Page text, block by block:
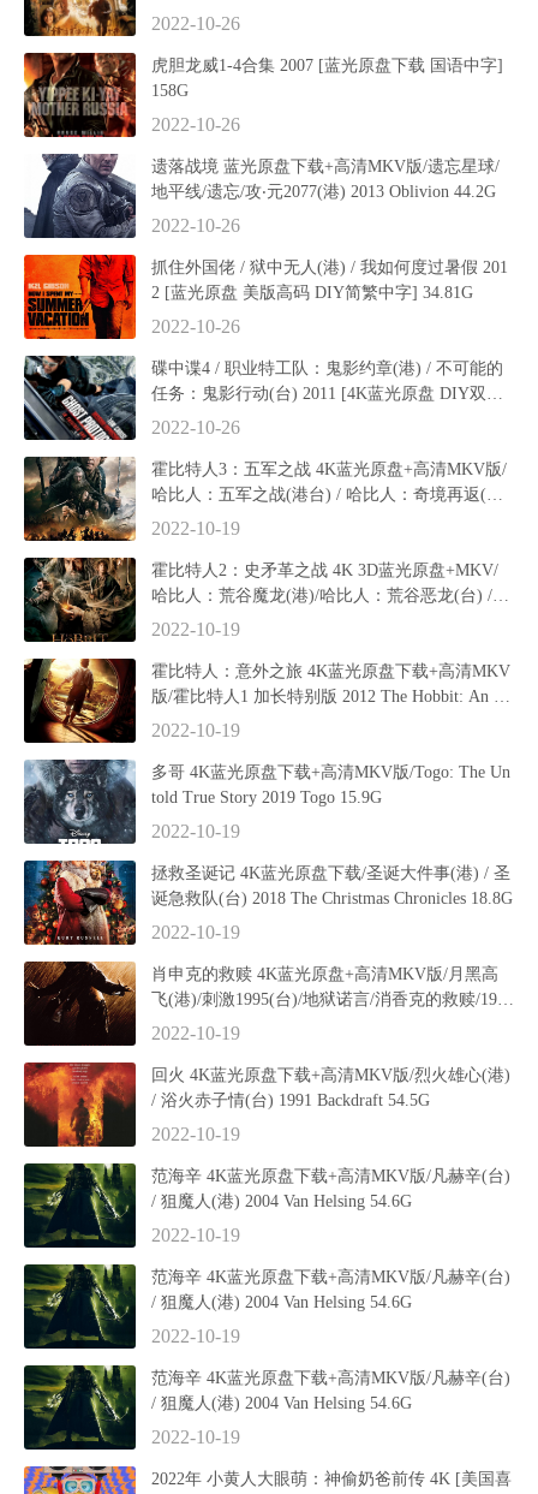
2022-10-26
虎胆龙威1-4合集 2007 [蓝光原盘下载 国语中字]
158G
2022-10-26
遗落战境 蓝光原盘下载+高清MKV版/遗忘星球/
地平线/遗忘/攻‧元2077(港) 2013 Oblivion 44.2G
2022-10-26
抓住外国佬 / 狱中无人(港) / 我如何度过暑假 201
2 [蓝光原盘 美版高码 DIY简繁中字] 34.81G
2022-10-26
碟中谍4 / 职业特工队：鬼影约章(港) / 不可能的
任务：鬼影行动(台) 2011 [4K蓝光原盘 DIY双国
语特效简繁中字] 60.7G
2022-10-26
霍比特人3：五军之战 4K蓝光原盘+高清MKV版/
哈比人：五军之战(港台) / 哈比人：奇境再返(台)
/ 哈比人：汗血回归 / 指环王前传：霍比特人(下)
2022-10-19
霍比特人2：史矛革之战 4K 3D蓝光原盘+MKV/
哈比人：荒谷魔龙(港)/哈比人：荒谷恶龙(台) /Th
e Hobbit: The Desolation of Smaug 85.54G
2022-10-19
霍比特人：意外之旅 4K蓝光原盘下载+高清MKV
版/霍比特人1 加长特别版 2012 The Hobbit: An Un
expected Journey 77.3GB
2022-10-19
多哥 4K蓝光原盘下载+高清MKV版/Togo: The Un
told True Story 2019 Togo 15.9G
2022-10-19
拯救圣诞记 4K蓝光原盘下载/圣诞大件事(港) / 圣
诞急救队(台) 2018 The Christmas Chronicles 18.8G
2022-10-19
肖申克的救赎 4K蓝光原盘+高清MKV版/月黑高
飞(港)/刺激1995(台)/地狱诺言/消香克的救赎/1994
The Shawshank Redemption 58.0G
2022-10-19
回火 4K蓝光原盘下载+高清MKV版/烈火雄心(港)
/ 浴火赤子情(台) 1991 Backdraft 54.5G
2022-10-19
范海辛 4K蓝光原盘下载+高清MKV版/凡赫辛(台)
/ 狙魔人(港) 2004 Van Helsing 54.6G
2022-10-19
范海辛 4K蓝光原盘下载+高清MKV版/凡赫辛(台)
/ 狙魔人(港) 2004 Van Helsing 54.6G
2022-10-19
范海辛 4K蓝光原盘下载+高清MKV版/凡赫辛(台)
/ 狙魔人(港) 2004 Van Helsing 54.6G
2022-10-19
2022年 小黄人大眼萌：神偷奶爸前传 4K [美国喜